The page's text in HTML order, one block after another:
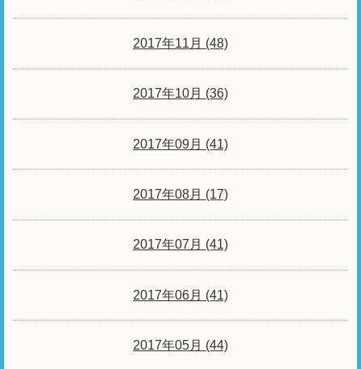
2017年11月 (48)
2017年10月 (36)
2017年09月 (41)
2017年08月 (17)
2017年07月 (41)
2017年06月 (41)
2017年05月 (44)